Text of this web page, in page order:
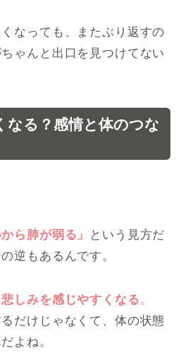
なっても、またぶり返すの
ゃんと出口を見つけてない
なる？感情と体のつな
ら肺が弱る」
という見方だ
逆もあるんです。
しみを感じやすくなる。
だけじゃなくて、体の状態
よね。